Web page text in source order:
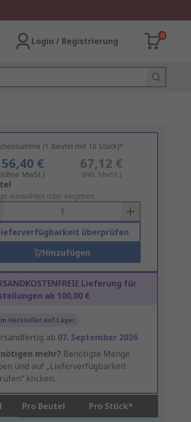
Login / Registrierung
0
(1 Beutel mit 10 Stück)*
56,40 €
(ohne MwSt.)
67,12 €
(inkl. MwSt.)
auswählen oder eingeben
überprüfen
Hinzufügen
Lieferung für
ab 100,00 €
Hersteller auf Lager
ab 07. September 2026
mehr? Benötigte Menge
und auf „Lieferverfügbarkeit
klicken.
Pro Beutel Pro Stück*